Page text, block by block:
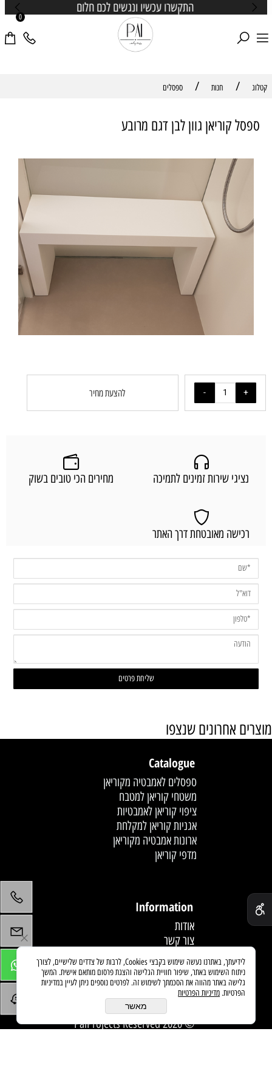
התקשרו עכשיו ונגשים לכם חלום
0
קטלוג / חנות / ספסלים
ספסל קוריאן גוון לבן דגם מרובע
להצעת מחיר
נציגי שירות זמינים לתמיכה מחירים הכי טובים בשוק
רכישה מאובטחת דרך האתר
מוצרים אחרונים שנצפו
Catalogue
ספסלים לאמבטיה מקוריאן
משטחי קוריאן למטבח
ציפוי קוריאן לאמבטיות
אגניות קוריאן למקלחת
ארונות אמבטיה מקוריאן
מדפי קוריאן
Information
אודות
צור קשר
מדיניות משלוחים
מאמרים
© 2020 PaiProjects Reserved
לידיעתך, באתרנו נעשה שימוש בקבצי Cookies, לרבות של צדדים שלישיים, לצורך
ניתוח השימוש באתר, שיפור חוויית הגלישה והצגת פרסום מותאם אישית. המשך
גלישה באתר מהווה את הסכמתך לשימוש זה. לפרטים נוספים ניתן לעיין במדיניות
הפרטיות. מדיניות הפרטיות
מאשר